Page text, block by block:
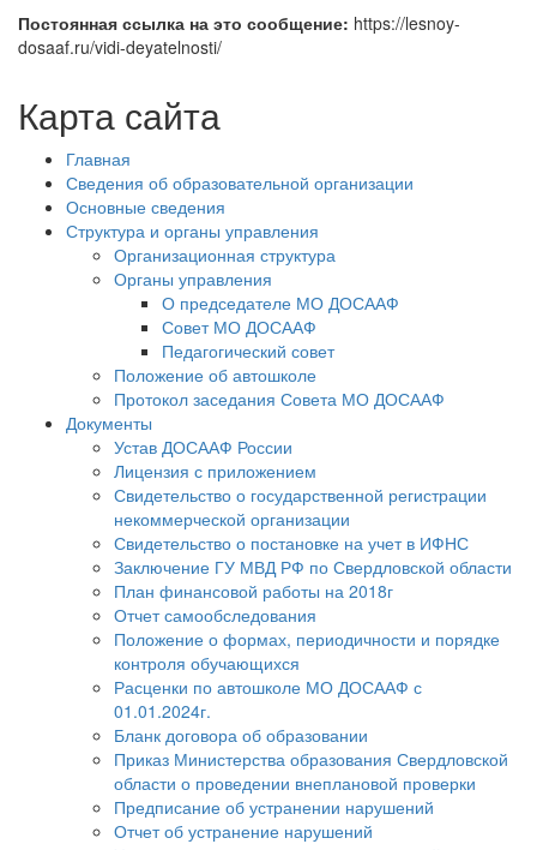
Постоянная ссылка на это сообщение: https://lesnoy-
dosaaf.ru/vidi-deyatelnosti/
Карта сайта
Главная
Сведения об образовательной организации
Основные сведения
Структура и органы управления
Организационная структура
Органы управления
О председателе МО ДОСААФ
Совет МО ДОСААФ
Педагогический совет
Положение об автошколе
Протокол заседания Совета МО ДОСААФ
Документы
Устав ДОСААФ России
Лицензия с приложением
Свидетельство о государственной регистрации
некоммерческой организации
Свидетельство о постановке на учет в ИФНС
Заключение ГУ МВД РФ по Свердловской области
План финансовой работы на 2018г
Отчет самообследования
Положение о формах, периодичности и порядке
контроля обучающихся
Расценки по автошколе МО ДОСААФ с
01.01.2024г.
Бланк договора об образовании
Приказ Министерства образования Свердловской
области о проведении внеплановой проверки
Предписание об устранении нарушений
Отчет об устранение нарушений